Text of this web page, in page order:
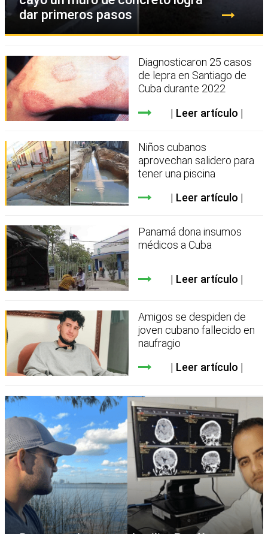
dar primeros pasos
Diagnosticaron 25 casos
de lepra en Santiago de
Cuba durante 2022
Leer artículo
Niños cubanos
aprovechan salidero para
tener una piscina
Leer artículo
Panamá dona insumos
médicos a Cuba
Leer artículo
Amigos se despiden de
joven cubano fallecido en
naufragio
Leer artículo